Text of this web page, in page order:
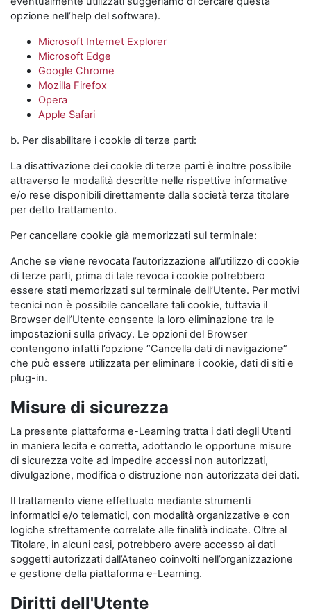
opzione nell’help del software).
Microsoft Internet Explorer
Microsoft Edge
Google Chrome
Mozilla Firefox
Opera
Apple Safari
b. Per disabilitare i cookie di terze parti:
La disattivazione dei cookie di terze parti è inoltre possibile
attraverso le modalità descritte nelle rispettive informative
e/o rese disponibili direttamente dalla società terza titolare
per detto trattamento.
Per cancellare cookie già memorizzati sul terminale:
Anche se viene revocata l’autorizzazione all’utilizzo di cookie
di terze parti, prima di tale revoca i cookie potrebbero
essere stati memorizzati sul terminale dell’Utente. Per motivi
tecnici non è possibile cancellare tali cookie, tuttavia il
Browser dell’Utente consente la loro eliminazione tra le
impostazioni sulla privacy. Le opzioni del Browser
contengono infatti l’opzione “Cancella dati di navigazione”
che può essere utilizzata per eliminare i cookie, dati di siti e
plug-in.
Misure di sicurezza
La presente piattaforma e-Learning tratta i dati degli Utenti
in maniera lecita e corretta, adottando le opportune misure
di sicurezza volte ad impedire accessi non autorizzati,
divulgazione, modifica o distruzione non autorizzata dei dati.
Il trattamento viene effettuato mediante strumenti
informatici e/o telematici, con modalità organizzative e con
logiche strettamente correlate alle finalità indicate. Oltre al
Titolare, in alcuni casi, potrebbero avere accesso ai dati
soggetti autorizzati dall’Ateneo coinvolti nell’organizzazione
e gestione della piattaforma e-Learning.
Diritti dell'Utente